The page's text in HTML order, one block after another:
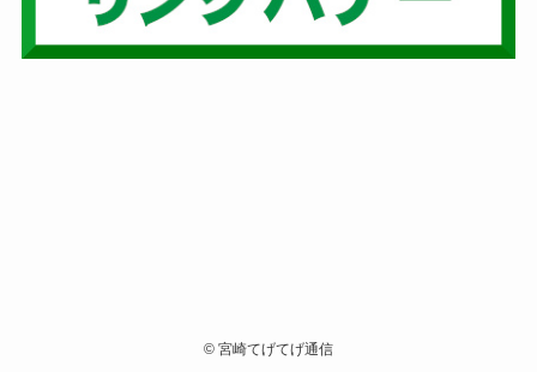
© 宮崎てげてげ通信